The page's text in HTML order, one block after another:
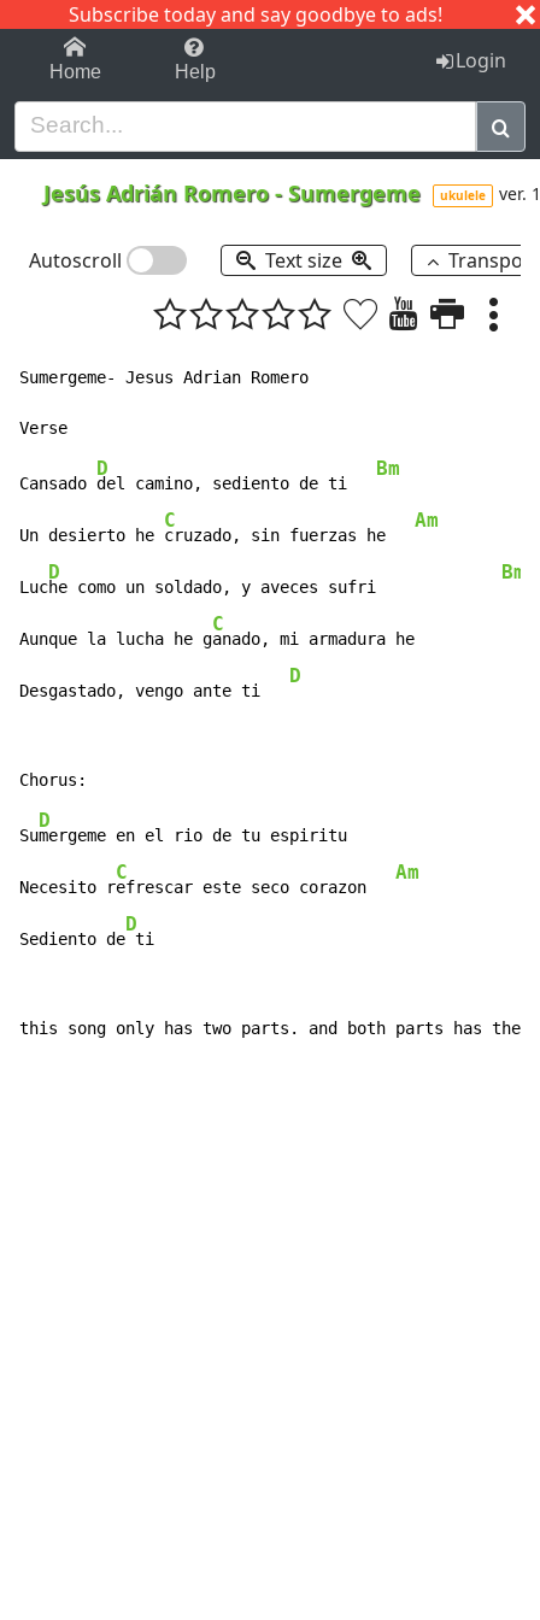
Subscribe today and say goodbye to ads!
1-9 C I J
Home Help Login
Jesús Adrián Romero-Sumergeme ukulele ver. 1
Autoscroll Text size
Sumergeme- Jesus Adrian Romero
Cansado
D
del camino, sediento de ti
Bm
Un desierto he
C
cruzado, sin fuerzas he
Am
Luc
D
he como un soldado, y aveces sufri
Bm
Aunque la lucha he g
C
anado, mi
Desgastado, vengo ante ti
D
Su
D
mergeme en el rio de tu espiritu
Necesito r
C
efrescar este seco corazon
Am
Sediento de
D
ti
this song only has two parts. and both parts has the